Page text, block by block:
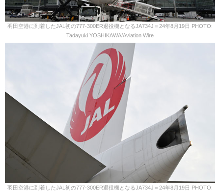
羽田空港に到着したJAL初の777-300ER退役機となるJA734J＝24年8月19日 PHOTO:
Tadayuki YOSHIKAWA/Aviation Wire
羽田空港に到着したJAL初の777-300ER退役機となるJA734J＝24年8月19日 PHOTO: